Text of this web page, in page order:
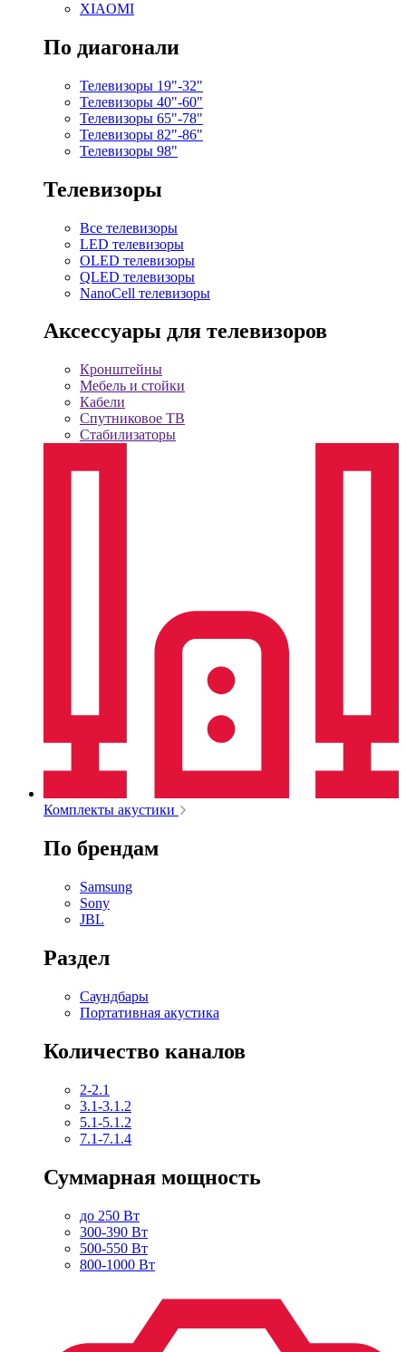
XIAOMI
По диагонали
Телевизоры 19"-32"
Телевизоры 40"-60"
Телевизоры 65"-78"
Телевизоры 82"-86"
Телевизоры 98"
Телевизоры
Все телевизоры
LED телевизоры
OLED телевизоры
QLED телевизоры
NanoCell телевизоры
Аксессуары для телевизоров
Кронштейны
Мебель и стойки
Кабели
Спутниковое ТВ
Стабилизаторы
Комплекты акустики
По брендам
Samsung
Sony
JBL
Раздел
Саундбары
Портативная акустика
Количество каналов
2-2.1
3.1-3.1.2
5.1-5.1.2
7.1-7.1.4
Суммарная мощность
до 250 Вт
300-390 Вт
500-550 Вт
800-1000 Вт